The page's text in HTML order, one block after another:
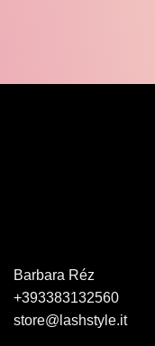
Barbara Réz
+393383132560
store@lashstyle.it